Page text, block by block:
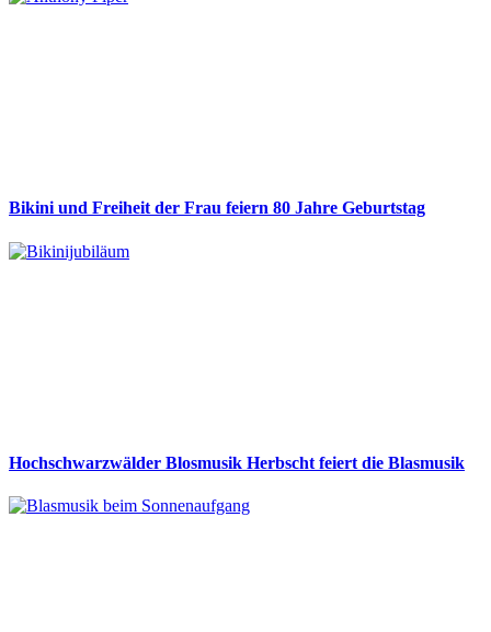
Bikini und Freiheit der Frau feiern 80 Jahre Geburtstag
Hochschwarzwälder Blosmusik Herbscht feiert die Blasmusik